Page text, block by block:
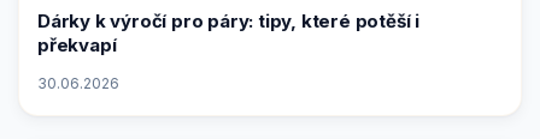
Dárky k výročí pro páry: tipy, které potěší i
překvapí
30.06.2026